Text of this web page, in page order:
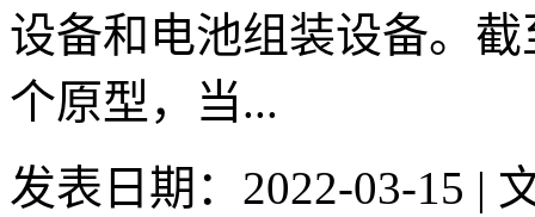
设备和电池组装设备。
个原型，当...
发表日期：2022-03-15 |